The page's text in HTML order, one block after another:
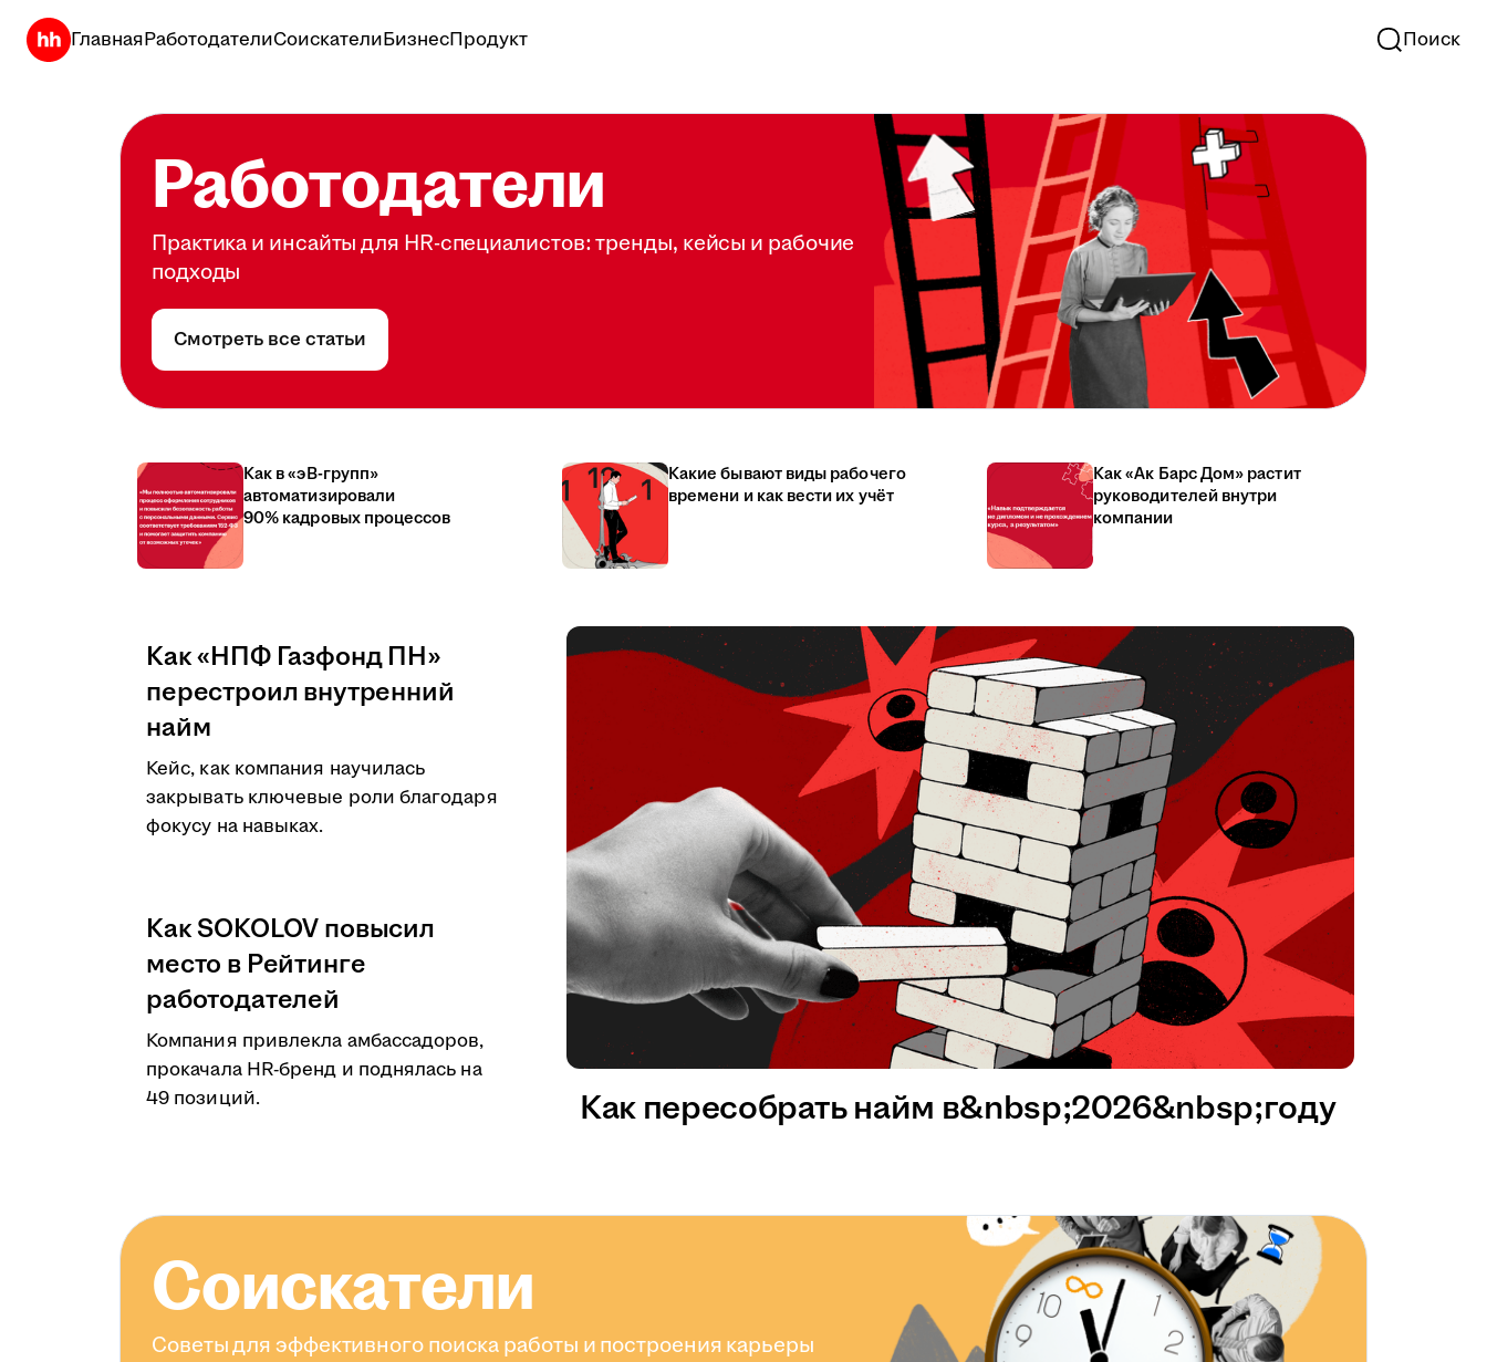
ГлавнаяРаботодателиСоискателиБизнесПродукт Поиск
Работодатели
Практика и инсайты для HR-специалистов: тренды, кейсы и рабочие
подходы
Смотреть все статьи
Как в «эВ-групп»
автоматизировали
90% кадровых процессов
Какие бывают виды рабочего
времени и как вести их учёт
Как «Ак Барс Дом» растит
руководителей внутри
компании
Как «НПФ Газфонд ПН»
перестроил внутренний
найм
Кейс, как компания научилась
закрывать ключевые роли благодаря
фокусу на навыках.
Как SOKOLOV повысил
место в Рейтинге
работодателей
Компания привлекла амбассадоров,
прокачала HR-бренд и поднялась на
49 позиций.
Как пересобрать найм в&nbsp;2026&nbsp;году
Соискатели
Советы для эффективного поиска работы и построения карьеры